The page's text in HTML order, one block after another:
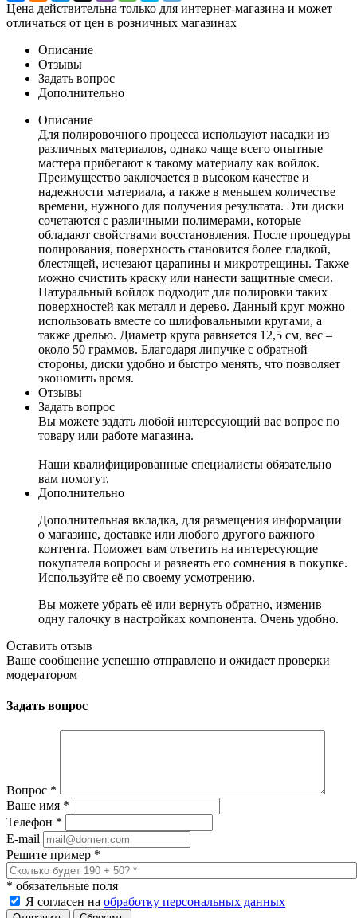
Цена действительна только для интернет-магазина и может
отличаться от цен в розничных магазинах
Описание
Отзывы
Задать вопрос
Дополнительно
Описание
Для полировочного процесса используют насадки из
различных материалов, однако чаще всего опытные
мастера прибегают к такому материалу как войлок.
Преимущество заключается в высоком качестве и
надежности материала, а также в меньшем количестве
времени, нужного для получения результата. Эти диски
сочетаются с различными полимерами, которые
обладают свойствами восстановления. После процедуры
полирования, поверхность становится более гладкой,
блестящей, исчезают царапины и микротрещины. Также
можно счистить краску или нанести защитные смеси.
Натуральный войлок подходит для полировки таких
поверхностей как металл и дерево. Данный круг можно
использовать вместе со шлифовальными кругами, а
также дрелью. Диаметр круга равняется 12,5 см, вес –
около 50 граммов. Благодаря липучке с обратной
стороны, диски удобно и быстро менять, что позволяет
экономить время.
Отзывы
Задать вопрос
Вы можете задать любой интересующий вас вопрос по
товару или работе магазина.
Наши квалифицированные специалисты обязательно
вам помогут.
Дополнительно
Дополнительная вкладка, для размещения информации
о магазине, доставке или любого другого важного
контента. Поможет вам ответить на интересующие
покупателя вопросы и развеять его сомнения в покупке.
Используйте её по своему усмотрению.
Вы можете убрать её или вернуть обратно, изменив
одну галочку в настройках компонента. Очень удобно.
Оставить отзыв
Ваше сообщение успешно отправлено и ожидает проверки
модератором
Задать вопрос
Вопрос *
Ваше имя *
Телефон *
E-mail
Решите пример *
* обязательные поля
Я согласен на обработку персональных данных